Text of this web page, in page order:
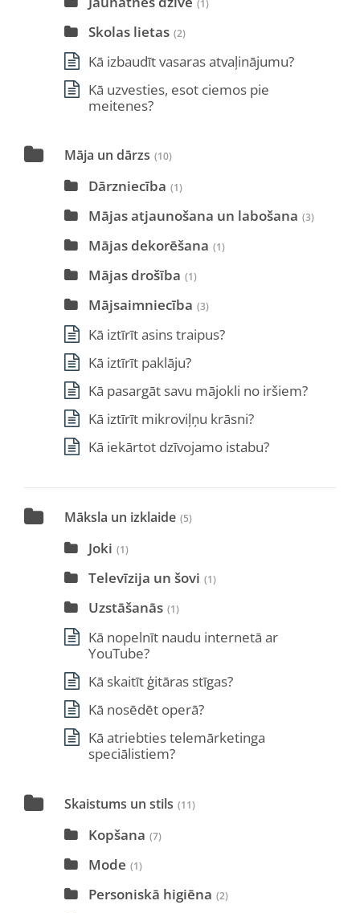
(1)
Skolas lietas (2)
Kā izbaudīt vasaras atvaļinājumu?
Kā uzvesties, esot ciemos pie
meitenes?
Māja un dārzs (10)
Dārzniecība (1)
Mājas atjaunošana un labošana (3)
Mājas dekorēšana (1)
Mājas drošība (1)
Mājsaimniecība (3)
Kā iztīrīt asins traipus?
Kā iztīrīt paklāju?
Kā pasargāt savu mājokli no iršiem?
Kā iztīrīt mikroviļņu krāsni?
Kā iekārtot dzīvojamo istabu?
Māksla un izklaide (5)
Joki (1)
Televīzija un šovi (1)
Uzstāšanās (1)
Kā nopelnīt naudu internetā ar
YouTube?
Kā skaitīt ģitāras stīgas?
Kā nosēdēt operā?
Kā atriebties telemārketinga
speciālistiem?
Skaistums un stils (11)
Kopšana (7)
Mode (1)
Personiskā higiēna (2)